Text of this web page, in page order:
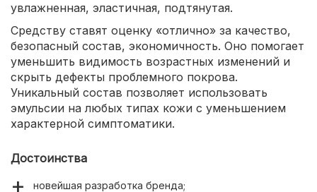
увлажненная, эластичная, подтянутая.
Средству ставят оценку «отлично» за качество,
безопасный состав, экономичность. Оно помогает
уменьшить видимость возрастных изменений и
скрыть дефекты проблемного покрова.
Уникальный состав позволяет использовать
эмульсии на любых типах кожи с уменьшением
характерной симптоматики.
Достоинства
новейшая разработка бренда;